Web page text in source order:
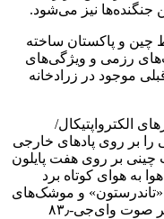
جنگنده‌ها نیز می‌شود.
توسط چین و پاکستان ساخته
قابلیت‌های رزمی و ویژگی‌های
موجود در زرادخانه
حسگرهای الکترواپتیکال/
را بر روی پادهای خارجی
چینی بر روی هفت پایلون
به هوای کوتاه برد
پی‌ال-۵، بمب‌های هدایت‌شونده ال‌اس-۶ «تاندرستون» و موشک‌های